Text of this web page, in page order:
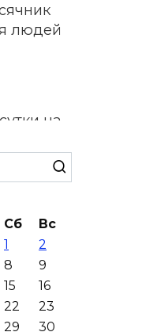
людей
на
в
Сб
Вс
1
2
8
9
15
16
22
23
29
30